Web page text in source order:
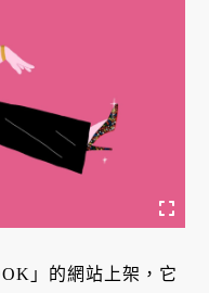
」的網站上架，它